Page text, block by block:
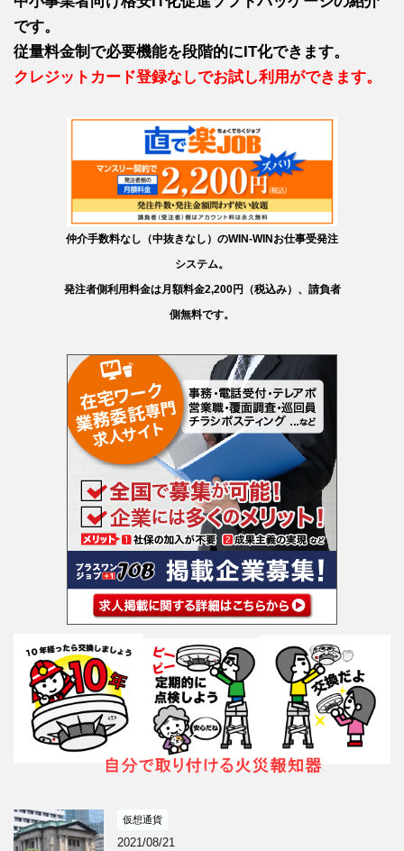
です。
従量料金制で必要機能を段階的にIT化できます。
クレジットカード登録なしでお試し利用ができます。
仲介手数料なし（中抜きなし）のWIN-WINお仕事受発注
システム。
発注者側利用料金は月額料金2,200円（税込み）、請負者
側無料です。
仮想通貨
2021/08/21